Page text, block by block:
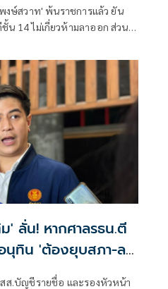
ษ์สวาท' พ้นราชการแล้ว ยัน
น 14 ไม่เกี่ยวห้ามลาออก ส่วน
' ลั่น! หากศาลรธน.ตี
ทิน 'ต้องยุบสภา-ลา
ส.บัญชีรายชื่อ และรองหัวหน้า